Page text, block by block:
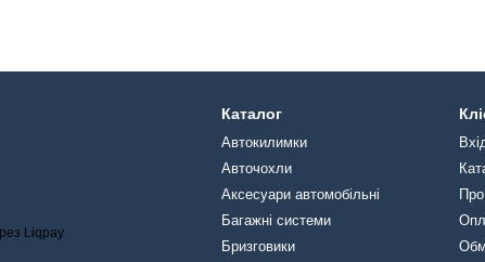
Каталог
Автокилимки
Авточохли
Аксесуари автомобільні
Багажні системи
Бризговики